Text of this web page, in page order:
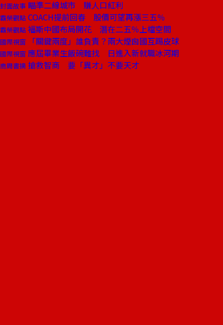
封面故事 瞄準二線城市 賺人口紅利
霸榮觀點 COACH提前回春 股價可望再漲三五％
霸榮觀點 福斯中國布局開花 潛在二五％上檔空間
國際視窗 「關鍵兩度」誰負責？兩大煙囪國互踢皮球
國際視窗 應屆畢業生飯碗難找 日進入新就職冰河期
商周書摘 搶救智商 要「異才」不要天才